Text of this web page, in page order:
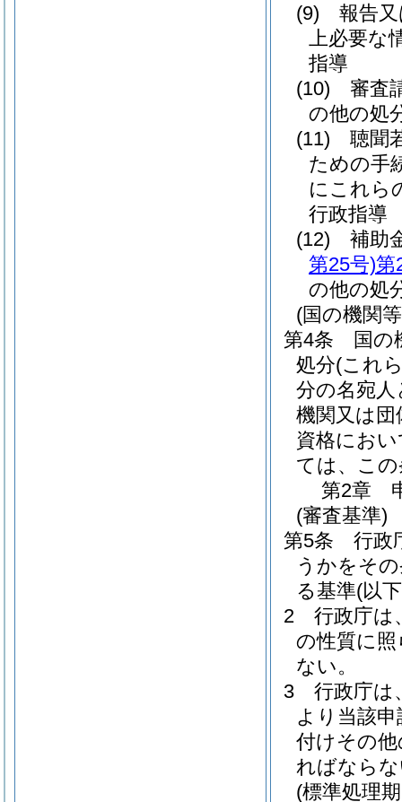
(9)
報告
上必要な
指導
(10)
審査
の他の処
(11)
聴聞
ための手
にこれら
行政指導
(12)
補助
第25号)第
の他の処
(国の機関
第4条
国の
処分(これ
分の名宛
機関又は
資格にお
ては、こ
第2章
(審査基準)
第5条
行政
うかをそ
る基準(以
2
行政庁は
の性質に
ない。
3
行政庁は
より当該
付けその
ればなら
(標準処理